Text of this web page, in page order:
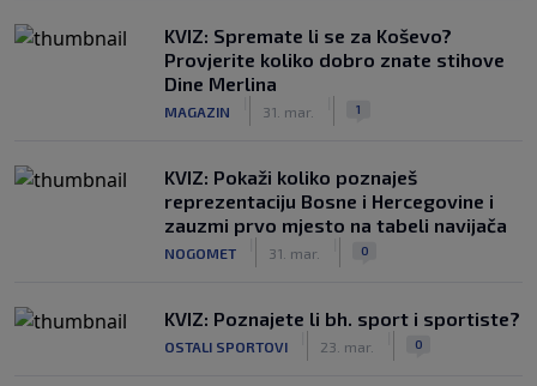
KVIZ: Spremate li se za Koševo?
Provjerite koliko dobro znate stihove
Dine Merlina
MAGAZIN 31. mar. 1
KVIZ: Pokaži koliko poznaješ
reprezentaciju Bosne i Hercegovine i
zauzmi prvo mjesto na tabeli navijača
NOGOMET 31. mar. 0
KVIZ: Poznajete li bh. sport i sportiste?
OSTALI SPORTOVI 23. mar. 0